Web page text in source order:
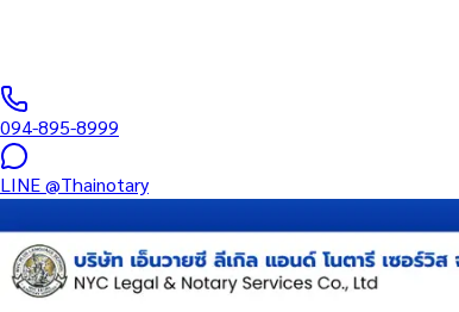
094-895-8999
LINE@Thainotary